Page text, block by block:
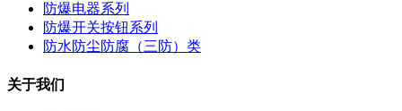
防爆电器系列
防爆开关按钮系列
防水防尘防腐（三防）类
关于我们